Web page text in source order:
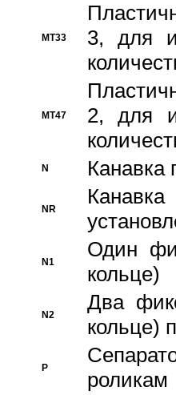
MT33
3, для
MT47
2, для
N Канавка
NR
N1
Один
кольце)
N2
Два
кольце)
P
роликам